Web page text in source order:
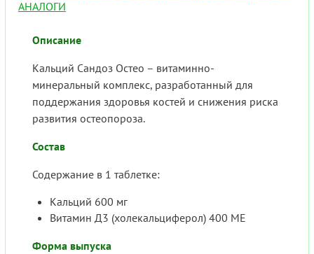
АНАЛОГИ
Описание
Кальций Сандоз Остео – витаминно-
минеральный комплекс, разработанный для
поддержания здоровья костей и снижения риска
развития остеопороза.
Состав
Содержание в 1 таблетке:
Кальций 600 мг
Витамин Д3 (холекальциферол) 400 МЕ
Форма выпуска